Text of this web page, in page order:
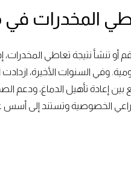
المخدرات في
تنشأ نتيجة تعاطي المخدرات،
وفي السنوات الأخيرة،
إعادة تأهيل الدماغ، ودعم
الخصوصية وتستند إلى أسس